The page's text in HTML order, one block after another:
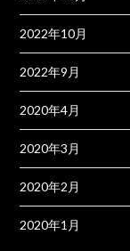
2022年10月
2022年9月
2020年4月
2020年3月
2020年2月
2020年1月